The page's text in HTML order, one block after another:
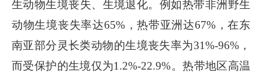
生动物生境丧失、生境退化。例如热带非洲野生
动物生境丧失率达65%，热带亚洲达67%，在东
南亚部分灵长类动物的生境丧失率为31%-96%，
而受保护的生境仅为1.2%-22.9%。热带地区高温